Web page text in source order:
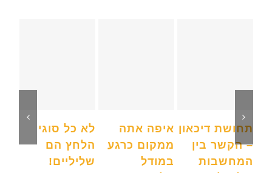
לא כל סוגי
הלחץ הם
שליליים!
איפה אתה
ממקום כרגע
במודל
תחושת דיכאון
– הקשר בין
המחשבות